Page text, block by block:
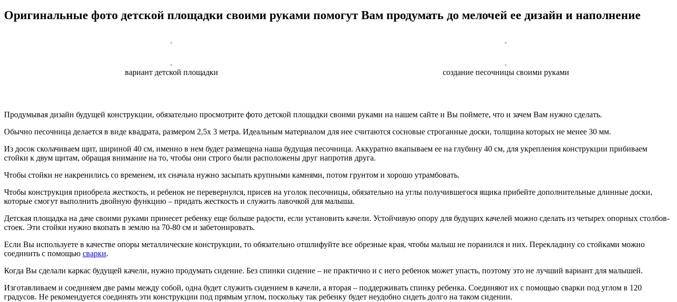
Оригинальные фото детской площадки своими руками помогут Вам продумать до мелочей ее дизайн и наполнение
вариант детской площадки создание песочницы своими руками
Продумывая дизайн будущей конструкции, обязательно просмотрите фото детской площадки своими руками на нашем сайте и Вы поймете, что и зачем Вам нужно сделать.
Обычно песочница делается в виде квадрата, размером 2,5х 3 метра. Идеальным материалом для нее считаются сосновые строганные доски, толщина которых не менее 30 мм.
Из досок сколачиваем щит, шириной 40 см, именно в нем будет размещена наша будущая песочница. Аккуратно вкапываем ее на глубину 40 см, для укрепления конструкции прибиваем
стойки к двум щитам, обращая внимание на то, чтобы они строго были расположены друг напротив друга.
Чтобы стойки не накренились со временем, их сначала нужно засыпать крупными камнями, потом грунтом и хорошо утрамбовать.
Чтобы конструкция приобрела жесткость, и ребенок не перевернулся, присев на уголок песочницы, обязательно на углы получившегося ящика прибейте дополнительные длинные доски,
которые смогут выполнить двойную функцию – придать жесткость и служить лавочкой для малыша.
Детская площадка на даче своими руками принесет ребенку еще больше радости, если установить качели. Устойчивую опору для будущих качелей можно сделать из четырех опорных столбов-
стоек. Эти стойки нужно вкопать в землю на 70-80 см и забетонировать.
Если Вы используете в качестве опоры металлические конструкции, то обязательно отшлифуйте все обрезные края, чтобы малыш не поранился и них. Перекладину со стойками можно
соединить с помощью сварки.
Когда Вы сделали каркас будущей качели, нужно продумать сидение. Без спинки сидение – не практично и с него ребенок может упасть, поэтому это не лучший вариант для малышей.
Изготавливаем и соединяем две рамы между собой, одна будет служить сидением в качели, а вторая – поддерживать спинку ребенка. Соединяют их с помощью сварки под углом в 120
градусов. Не рекомендуется соединять эти конструкции под прямым углом, поскольку так ребенку будет неудобно сидеть долго на таком сидении.